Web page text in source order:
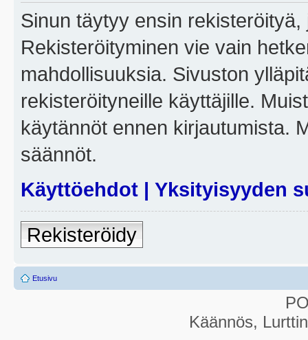
Sinun täytyy ensin
Rekisteröityminen vie vain
mahdollisuuksia. Sivuston
rekisteröityneille käyttäjille.
käytännöt ennen kirjautumista.
säännöt.
Käyttöehdot | Yksityisyyden
Rekisteröidy
Etusivu
Käännös,